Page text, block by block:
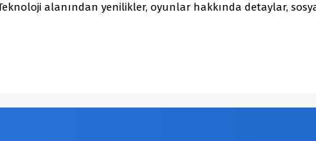
alanından yenilikler, oyunlar hakkında detaylar,